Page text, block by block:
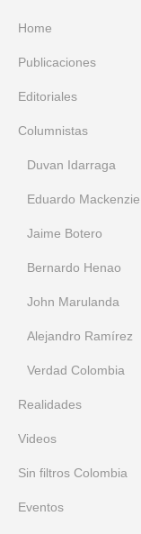
Home
Publicaciones
Editoriales
Columnistas
Duvan Idarraga
Eduardo Mackenzie
Jaime Botero
Bernardo Henao
John Marulanda
Alejandro Ramírez
Verdad Colombia
Realidades
Videos
Sin filtros Colombia
Eventos